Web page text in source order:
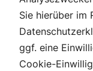
Sie hierüber im
ggf. eine
Cookie-